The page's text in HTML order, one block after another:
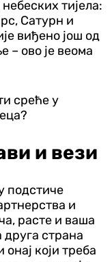
тијела:
Сатурн и
виђено још од
– ово је веома
среће у
и вези
подстиче
и
расте и ваша
друга страна
који треба